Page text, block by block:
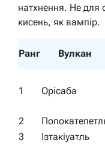
натхнення. Не для
кисень, як вампір.
Ранг Вулкан
1 Орісаба
2
3
Ізтакіуатль